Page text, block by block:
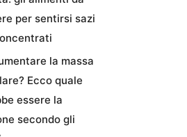
per sentirsi sazi
la massa
Ecco quale
essere la
secondo gli